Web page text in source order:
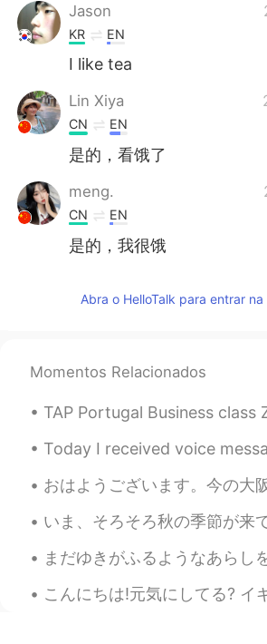
Jason
KR EN
I like tea
Lin Xiya
CN EN
是的，看饿了
meng.
CN EN
是的，我很饿
Abra o HelloTalk para entrar
Momentos Relacionados
TAP Portugal Business class Zurich -> Lisbon was a delight.
Today I received voice messages from 2 little kids 🥰🥰 They were too
おはようございます。今の大阪は晴れたです☀️天気予報によると、午後から雨が降りそう☔️です。皆さん今日は何をしますか？私は一日日本語を勉強
いま、そろそろ秋の季節が来ています。京都の一番きれいな季節だと思います!１枚目の写真は、研究室の窓から撮りました。他の写真は、大学の近くの
まだゆきがふるようなあらしをきたいしています。- I am hoping for some storms that
こんにちは!元気にしてる? イギリスは今ロックダウンなんだからたくさんやりたいことができないな!でも今日の天気めっちゃいいから公園で散歩する